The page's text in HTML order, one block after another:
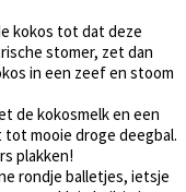
kokos tot dat deze
stomer, zet dan
in een zeef en stoom
de kokosmelk en een
mooie droge deegbal.
plakken!
rondje balletjes, ietsje